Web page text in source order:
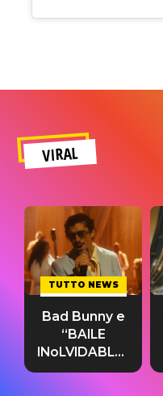
VIRAL
TUTTO NEWS
Bad Bunny e
“BAILE
INoLVIDABLE”:
testo,